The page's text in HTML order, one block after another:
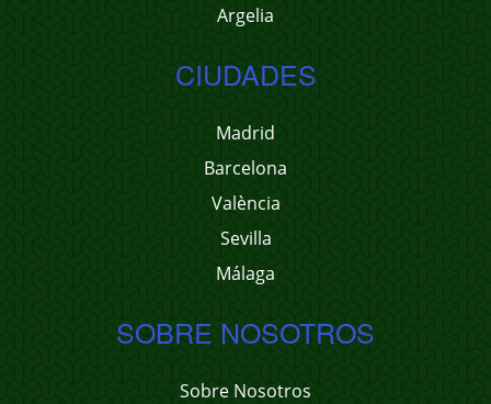
Argelia
CIUDADES
Madrid
Barcelona
València
Sevilla
Málaga
SOBRE NOSOTROS
Sobre Nosotros